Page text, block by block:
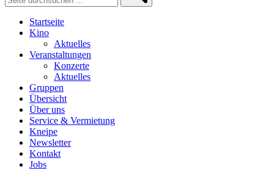
Startseite
Kino
Aktuelles
Veranstaltungen
Konzerte
Aktuelles
Gruppen
Übersicht
Über uns
Service & Vermietung
Kneipe
Newsletter
Kontakt
Jobs